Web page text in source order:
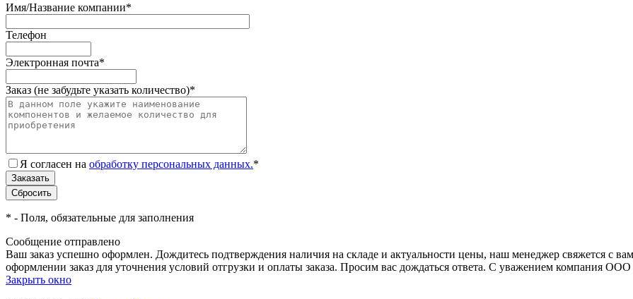
Имя/Название компании*
Телефон
Электронная почта*
Заказ (не забудьте указать количество)*
Я согласен на обработку персональных данных.*
* - Поля, обязательные для заполнения
Сообщение отправлено
Ваш заказ успешно оформлен. Дождитесь подтверждения наличия на складе и актуальности цены, наш менеджер свяжется с
оформлении заказ для уточнения условий отгрузки и оплаты заказа. Просим вас дождаться ответа. С уважением компания
Закрыть окно